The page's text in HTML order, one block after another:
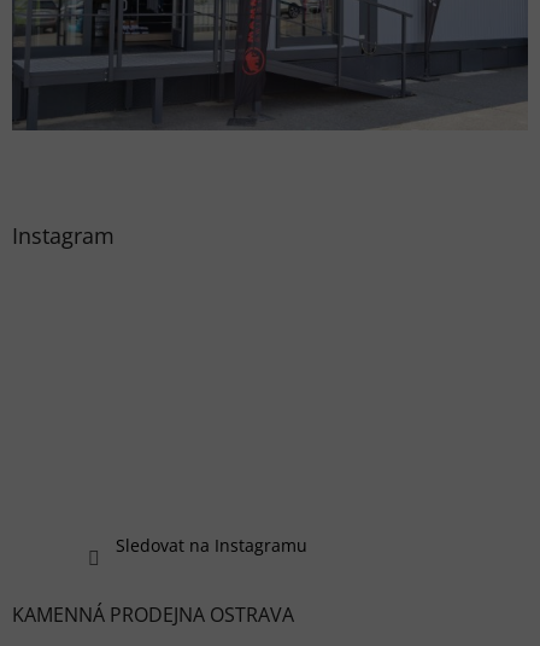
Instagram
Sledovat na Instagramu
KAMENNÁ PRODEJNA OSTRAVA